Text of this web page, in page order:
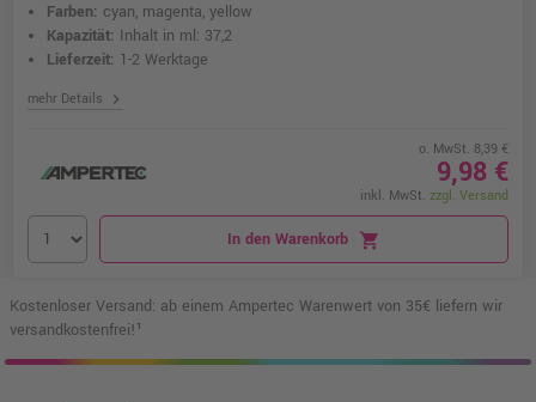
Farben: cyan, magenta, yellow
Kapazität: Inhalt in ml: 37,2
Lieferzeit: 1-2 Werktage
mehr Details chevron_right
o. MwSt. 8,39 €
9,98 €
inkl. MwSt. zzgl. Versand
In den Warenkorb shopping_cart
Kostenloser Versand: ab einem Ampertec Warenwert von 35€ liefern wir
versandkostenfrei!¹